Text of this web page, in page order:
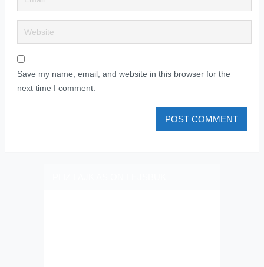
Save my name, email, and website in this browser for the
next time I comment.